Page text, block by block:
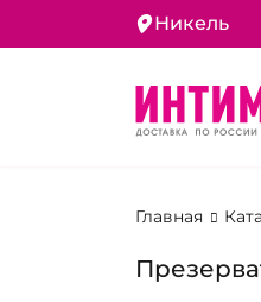
Никель
Главная